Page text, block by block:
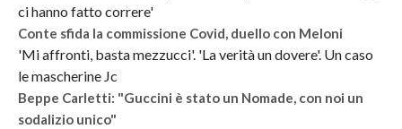
ci hanno fatto correre'
Conte sfida la commissione Covid, duello con Meloni
'Mi affronti, basta mezzucci'. 'La verità un dovere'. Un caso
le mascherine Jc
Beppe Carletti: "Guccini è stato un Nomade, con noi un
sodalizio unico"